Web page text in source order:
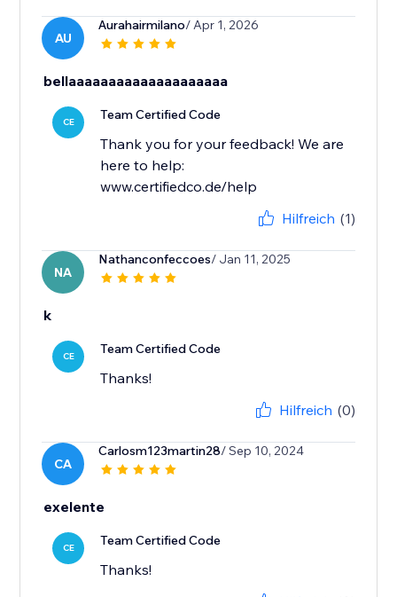
AU
Aurahairmilano/ Apr 1, 2026
bellaaaaaaaaaaaaaaaaaaaa
CE Team Certified Code
Thank you for your feedback! We are
here to help:
www.certifiedco.de/help
Hilfreich (1)
NA
Nathanconfeccoes/ Jan 11, 2025
k
CE Team Certified Code
Thanks!
Hilfreich (0)
CA
Carlosm123martin28/ Sep 10, 2024
exelente
CE Team Certified Code
Thanks!